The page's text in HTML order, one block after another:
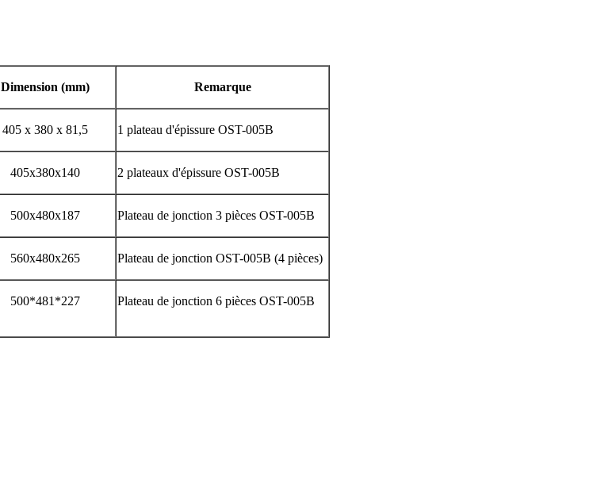
Dimension (mm) Remarque
405 x 380 x 81,5 1 plateau d'épissure OST-005B
405x380x140 2 plateaux d'épissure OST-005B
500x480x187 Plateau de jonction 3 pièces OST-005B
560x480x265 Plateau de jonction OST-005B (4 pièces)
500*481*227 Plateau de jonction 6 pièces OST-005B